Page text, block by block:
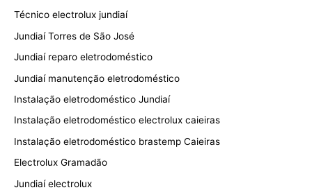
Técnico electrolux jundiaí
Jundiaí Torres de São José
Jundiaí reparo eletrodoméstico
Jundiaí manutenção eletrodoméstico
Instalação eletrodoméstico Jundiaí
Instalação eletrodoméstico electrolux caieiras
Instalação eletrodoméstico brastemp Caieiras
Electrolux Gramadão
Jundiaí electrolux